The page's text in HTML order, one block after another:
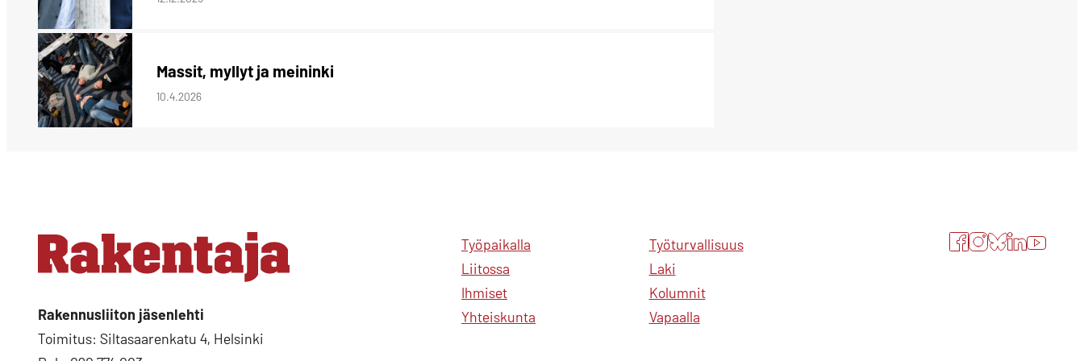
Massit, myllyt ja meininki
10.4.2026
Rakennusliiton jäsenlehti
Toimitus: Siltasaarenkatu 4, Helsinki
Työpaikalla
Liitossa
Ihmiset
Yhteiskunta
Työturvallisuus
Laki
Kolumnit
Vapaalla
Facebook
Instagram
Bluesky
LinkedIn
YouTube